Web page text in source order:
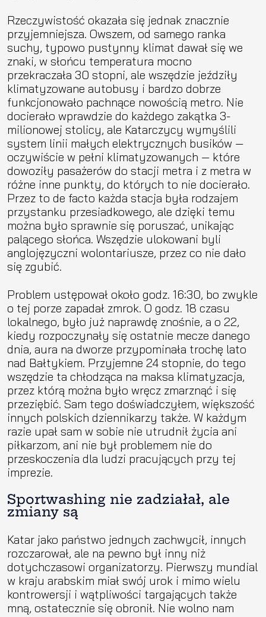
Rzeczywistość okazała się jednak znacznie
przyjemniejsza. Owszem, od samego ranka
suchy, typowo pustynny klimat dawał się we
znaki, w słońcu temperatura mocno
przekraczała 30 stopni, ale wszędzie jeździły
klimatyzowane autobusy i bardzo dobrze
funkcjonowało pachnące nowością metro. Nie
docierało wprawdzie do każdego zakątka 3-
milionowej stolicy, ale Katarczycy wymyślili
system linii małych elektrycznych busików —
oczywiście w pełni klimatyzowanych — które
dowoziły pasażerów do stacji metra i z metra w
różne inne punkty, do których to nie docierało.
Przez to de facto każda stacja była rodzajem
przystanku przesiadkowego, ale dzięki temu
można było sprawnie się poruszać, unikając
palącego słońca. Wszędzie ulokowani byli
anglojęzyczni wolontariusze, przez co nie dało
się zgubić.
Problem ustępował około godz. 16:30, bo zwykle
o tej porze zapadał zmrok. O godz. 18 czasu
lokalnego, było już naprawdę znośnie, a o 22,
kiedy rozpoczynały się ostatnie mecze danego
dnia, aura na dworze przypominała trochę lato
nad Bałtykiem. Przyjemne 24 stopnie, do tego
wszędzie ta chłodząca na maksa klimatyzacja,
przez którą można było wręcz zmarznąć i się
przeziębić. Sam tego doświadczyłem, większość
innych polskich dziennikarzy także. W każdym
razie upał sam w sobie nie utrudnił życia ani
piłkarzom, ani nie był problemem nie do
przeskoczenia dla ludzi pracujących przy tej
imprezie.
Sportwashing nie zadziałał, ale
zmiany są
Katar jako państwo jednych zachwycił, innych
rozczarował, ale na pewno był inny niż
dotychczasowi organizatorzy. Pierwszy mundial
w kraju arabskim miał swój urok i mimo wielu
kontrowersji i wątpliwości targających także
mną, ostatecznie się obronił. Nie wolno nam